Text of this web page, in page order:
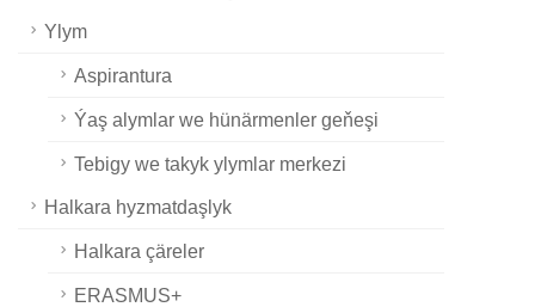
Ylym
Aspirantura
Ýaş alymlar we hünärmenler geňeşi
Tebigy we takyk ylymlar merkezi
Halkara hyzmatdaşlyk
Halkara çäreler
ERASMUS+